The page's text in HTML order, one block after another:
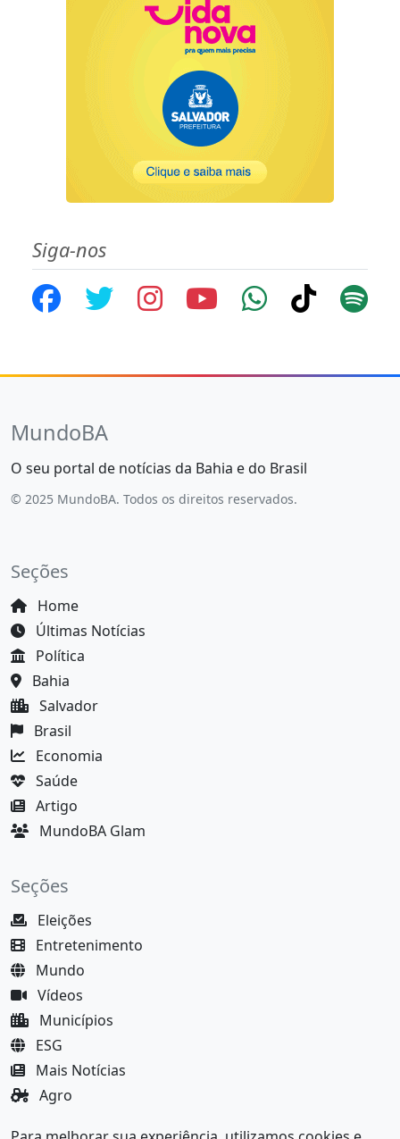
Siga-nos
MundoBA
O seu portal de notícias da Bahia e do Brasil
© 2025 MundoBA. Todos os direitos reservados.
Seções
Home
Últimas Notícias
Política
Bahia
Salvador
Brasil
Economia
Saúde
Artigo
MundoBA Glam
Seções
Eleições
Entretenimento
Mundo
Vídeos
Municípios
ESG
Mais Notícias
Agro